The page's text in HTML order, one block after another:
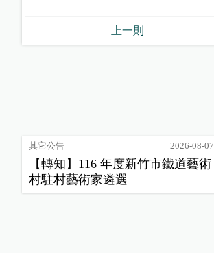
上一則
其它公告 2026-08-07
【轉知】116 年度新竹市鐵道藝術
村駐村藝術家遴選